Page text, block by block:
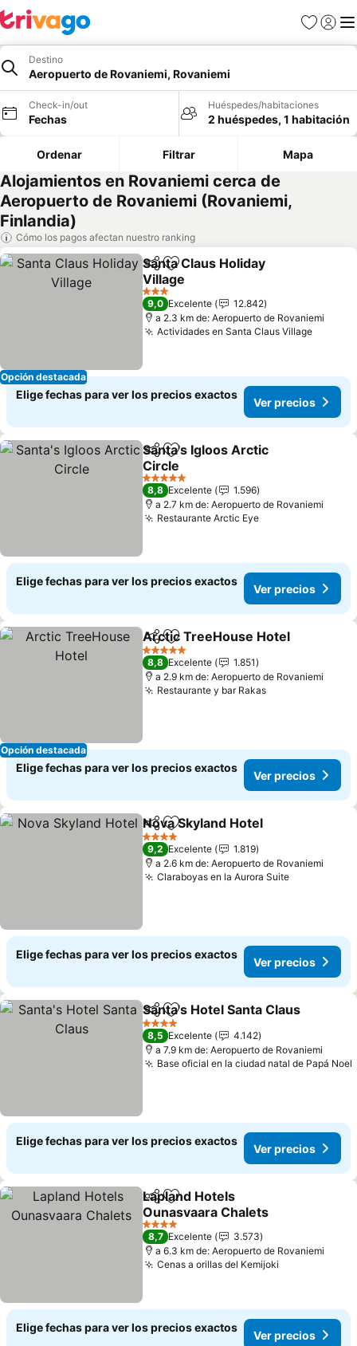
Favoritos
Iniciar
Destino
Aeropuerto de Rovaniemi, Rovaniemi
Check-in/out
Fechas
Huéspedes/habitaciones
2 huéspedes, 1 habitación
Ordenar Filtrar Mapa
Alojamientos en Rovaniemi cerca de
Aeropuerto de Rovaniemi (Rovaniemi,
Finlandia)
Cómo los pagos afectan nuestro ranking
Opción destacada
CompartirAgregar a favoritos
Santa Claus Holiday
Village
Ver precios
3 Estrellas
9,0 Excelente
12.842
a 2.3 km de: Aeropuerto de Rovaniemi
Actividades en Santa Claus VillageVer
Elige fechas para ver los precios exactos
Ver precios
CompartirAgregar a favoritos
Santa's Igloos Arctic
Circle
Ver precios
5 Estrellas
8,8 Excelente
1.596
a 2.7 km de: Aeropuerto de Rovaniemi
Restaurante Arctic EyeVer precios
Elige fechas para ver los precios exactos
Ver precios
Opción destacada
CompartirAgregar a favoritos
Arctic TreeHouse Hotel
5 Estrellas
8,8 Excelente
1.851
a 2.9 km de: Aeropuerto de Rovaniemi
Restaurante y bar RakasVer precios
Elige fechas para ver los precios exactos
Ver precios
CompartirAgregar a favoritos
Nova Skyland Hotel
4 Estrellas
9,2 Excelente
1.819
a 2.6 km de: Aeropuerto de Rovaniemi
Claraboyas en la Aurora SuiteVer precios
Elige fechas para ver los precios exactos
Ver precios
CompartirAgregar a favoritos
Santa's Hotel Santa Claus
4 Estrellas
8,5 Excelente
4.142
a 7.9 km de: Aeropuerto de Rovaniemi
Base oficial en la ciudad natal de Papá Noel
Elige fechas para ver los precios exactos
Ver precios
CompartirAgregar a favoritos
Lapland Hotels
Ounasvaara Chalets
Ver precios
4 Estrellas
8,7 Excelente
3.573
a 6.3 km de: Aeropuerto de Rovaniemi
Cenas a orillas del Kemijoki
Elige fechas para ver los precios exactos
Ver precios